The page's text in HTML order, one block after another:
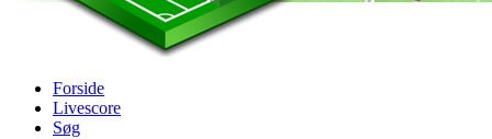
Forside
Livescore
Søg